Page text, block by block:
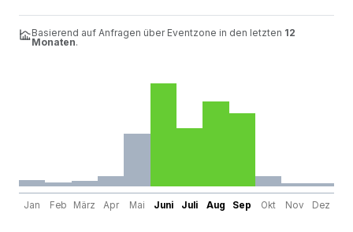
Basierend auf Anfragen über Eventzone in den letzten 12
Monaten.
Jan Feb März Apr Mai Juni Juli Aug Sep Okt Nov Dez